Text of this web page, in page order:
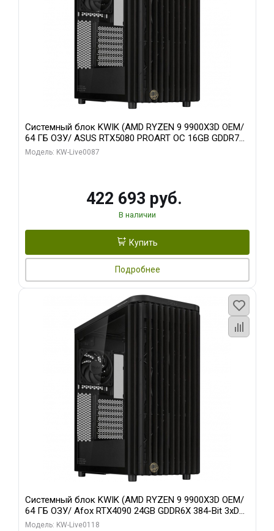
Системный блок KWIK (AMD RYZEN 9 9900X3D OEM/
64 ГБ ОЗУ/ ASUS RTX5080 PROART OC 16GB GDDR7
256bit Type-C DP 2/ 1 ТБ SSD)
Модель: KW-Live0087
422 693 руб.
В наличии
Купить
Подробнее
Системный блок KWIK (AMD RYZEN 9 9900X3D OEM/
64 ГБ ОЗУ/ Afox RTX4090 24GB GDDR6X 384-Bit 3xDP
HDMI ATX Turbo/ 960 ГБ SSD)
Модель: KW-Live0118